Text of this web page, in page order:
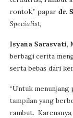
rontok,” papar dr.
Specialist,
Isyana Sarasvati,
berbagi cerita
serta bebas dari
“Untuk menunjang
tampilan yang
rambut.